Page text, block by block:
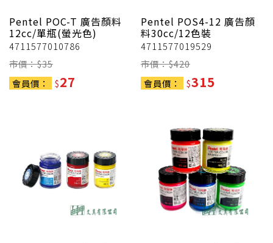
Pentel POC-T 廣告顏料
12cc/單瓶(螢光色)
4711577010786
市價：$35
會員價：
$27
Pentel POS4-12 廣告顏
料30cc/12色裝
4711577019529
市價：$420
會員價：
$315